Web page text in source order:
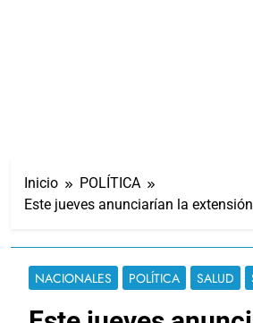
Inicio
POLÍTICA
Este jueves anunciarían la
NACIONALES POLÍTICA SALUD